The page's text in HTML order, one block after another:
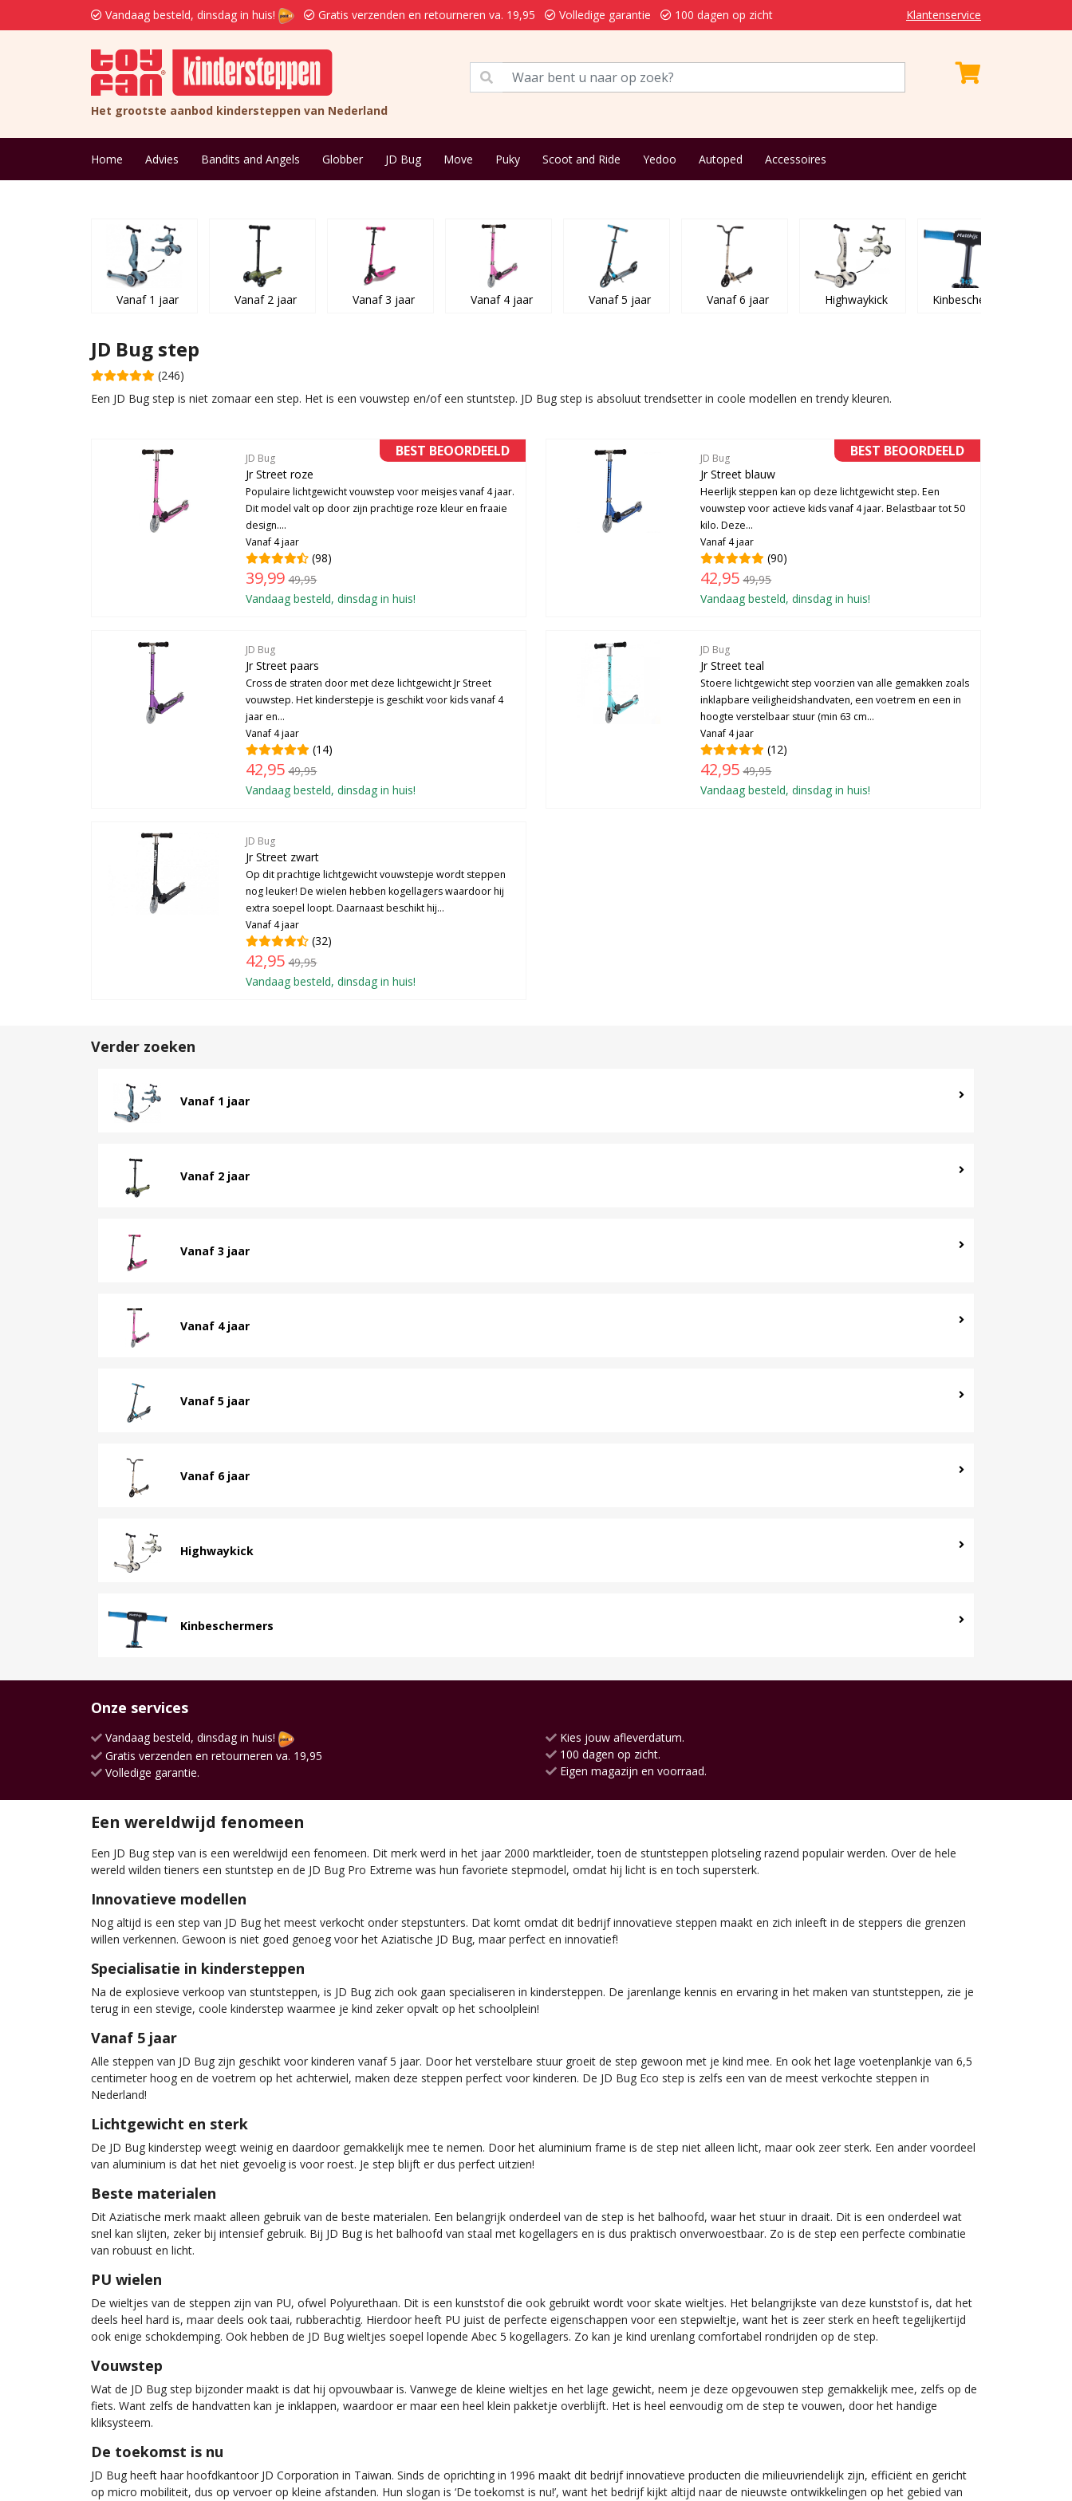
Vandaag besteld, dinsdag in huis! Gratis verzenden en retourneren va. 19,95 Volledige garantie 100 dagen op zicht Klantenservice
Het grootste aanbod kindersteppen van Nederland
Home Advies Bandits and Angels Globber JD Bug Move Puky Scoot and Ride Yedoo Autoped Accessoires
Vanaf 1 jaar Vanaf 2 jaar Vanaf 3 jaar Vanaf 4 jaar Vanaf 5 jaar Vanaf 6 jaar Highwaykick Kinbeschermers
JD Bug step
(246)
Een JD Bug step is niet zomaar een step. Het is een vouwstep en/of een stuntstep. JD Bug step is absoluut trendsetter in coole modellen en trendy kleuren.
BEST BEOORDEELD
JD Bug
Jr Street roze
Populaire lichtgewicht vouwstep voor meisjes vanaf 4 jaar.
Dit model valt op door zijn prachtige roze kleur en fraaie
design....
Vanaf 4 jaar
(98)
39,99 49,95
Vandaag besteld, dinsdag in huis!
BEST BEOORDEELD
JD Bug
Jr Street blauw
Heerlijk steppen kan op deze lichtgewicht step. Een
vouwstep voor actieve kids vanaf 4 jaar. Belastbaar tot 50
kilo. Deze...
Vanaf 4 jaar
(90)
42,95 49,95
Vandaag besteld, dinsdag in huis!
JD Bug
Jr Street paars
Cross de straten door met deze lichtgewicht Jr Street
vouwstep. Het kinderstepje is geschikt voor kids vanaf 4
jaar en...
Vanaf 4 jaar
(14)
42,95 49,95
Vandaag besteld, dinsdag in huis!
JD Bug
Jr Street teal
Stoere lichtgewicht step voorzien van alle gemakken zoals
inklapbare veiligheidshandvaten, een voetrem en een in
hoogte verstelbaar stuur (min 63 cm...
Vanaf 4 jaar
(12)
42,95 49,95
Vandaag besteld, dinsdag in huis!
JD Bug
Jr Street zwart
Op dit prachtige lichtgewicht vouwstepje wordt steppen
nog leuker! De wielen hebben kogellagers waardoor hij
extra soepel loopt. Daarnaast beschikt hij...
Vanaf 4 jaar
(32)
42,95 49,95
Vandaag besteld, dinsdag in huis!
Verder zoeken
Vanaf 1 jaar
Vanaf 2 jaar
Vanaf 3 jaar
Vanaf 4 jaar
Vanaf 5 jaar
Vanaf 6 jaar
Highwaykick
Kinbeschermers
Onze services
Vandaag besteld, dinsdag in huis!
Gratis verzenden en retourneren va. 19,95
Volledige garantie.
Kies jouw afleverdatum.
100 dagen op zicht.
Eigen magazijn en voorraad.
Een wereldwijd fenomeen
Een JD Bug step van is een wereldwijd een fenomeen. Dit merk werd in het jaar 2000 marktleider, toen de stuntsteppen plotseling razend populair werden. Over de hele
wereld wilden tieners een stuntstep en de JD Bug Pro Extreme was hun favoriete stepmodel, omdat hij licht is en toch supersterk.
Innovatieve modellen
Nog altijd is een step van JD Bug het meest verkocht onder stepstunters. Dat komt omdat dit bedrijf innovatieve steppen maakt en zich inleeft in de steppers die grenzen
willen verkennen. Gewoon is niet goed genoeg voor het Aziatische JD Bug, maar perfect en innovatief!
Specialisatie in kindersteppen
Na de explosieve verkoop van stuntsteppen, is JD Bug zich ook gaan specialiseren in kindersteppen. De jarenlange kennis en ervaring in het maken van stuntsteppen, zie je
terug in een stevige, coole kinderstep waarmee je kind zeker opvalt op het schoolplein!
Vanaf 5 jaar
Alle steppen van JD Bug zijn geschikt voor kinderen vanaf 5 jaar. Door het verstelbare stuur groeit de step gewoon met je kind mee. En ook het lage voetenplankje van 6,5
centimeter hoog en de voetrem op het achterwiel, maken deze steppen perfect voor kinderen. De JD Bug Eco step is zelfs een van de meest verkochte steppen in
Nederland!
Lichtgewicht en sterk
De JD Bug kinderstep weegt weinig en daardoor gemakkelijk mee te nemen. Door het aluminium frame is de step niet alleen licht, maar ook zeer sterk. Een ander voordeel
van aluminium is dat het niet gevoelig is voor roest. Je step blijft er dus perfect uitzien!
Beste materialen
Dit Aziatische merk maakt alleen gebruik van de beste materialen. Een belangrijk onderdeel van de step is het balhoofd, waar het stuur in draait. Dit is een onderdeel wat
snel kan slijten, zeker bij intensief gebruik. Bij JD Bug is het balhoofd van staal met kogellagers en is dus praktisch onverwoestbaar. Zo is de step een perfecte combinatie
van robuust en licht.
PU wielen
De wieltjes van de steppen zijn van PU, ofwel Polyurethaan. Dit is een kunststof die ook gebruikt wordt voor skate wieltjes. Het belangrijkste van deze kunststof is, dat het
deels heel hard is, maar deels ook taai, rubberachtig. Hierdoor heeft PU juist de perfecte eigenschappen voor een stepwieltje, want het is zeer sterk en heeft tegelijkertijd
ook enige schokdemping. Ook hebben de JD Bug wieltjes soepel lopende Abec 5 kogellagers. Zo kan je kind urenlang comfortabel rondrijden op de step.
Vouwstep
Wat de JD Bug step bijzonder maakt is dat hij opvouwbaar is. Vanwege de kleine wieltjes en het lage gewicht, neem je deze opgevouwen step gemakkelijk mee, zelfs op de
fiets. Want zelfs de handvatten kan je inklappen, waardoor er maar een heel klein pakketje overblijft. Het is heel eenvoudig om de step te vouwen, door het handige
kliksysteem.
De toekomst is nu
JD Bug heeft haar hoofdkantoor JD Corporation in Taiwan. Sinds de oprichting in 1996 maakt dit bedrijf innovatieve producten die milieuvriendelijk zijn, efficiënt en gericht
op micro mobiliteit, dus op vervoer op kleine afstanden. Hun slogan is ‘De toekomst is nu!’, want het bedrijf kijkt altijd naar de nieuwste ontwikkelingen op het gebied van